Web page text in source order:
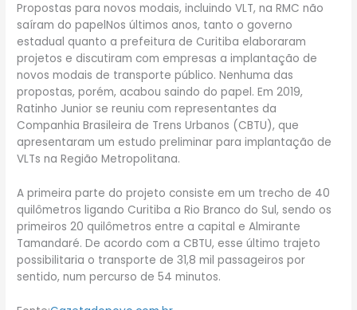
Propostas para novos modais, incluindo VLT, na RMC não
saíram do papelNos últimos anos, tanto o governo
estadual quanto a prefeitura de Curitiba elaboraram
projetos e discutiram com empresas a implantação de
novos modais de transporte público. Nenhuma das
propostas, porém, acabou saindo do papel. Em 2019,
Ratinho Junior se reuniu com representantes da
Companhia Brasileira de Trens Urbanos (CBTU), que
apresentaram um estudo preliminar para implantação de
VLTs na Região Metropolitana.
A primeira parte do projeto consiste em um trecho de 40
quilômetros ligando Curitiba a Rio Branco do Sul, sendo os
primeiros 20 quilômetros entre a capital e Almirante
Tamandaré. De acordo com a CBTU, esse último trajeto
possibilitaria o transporte de 31,8 mil passageiros por
sentido, num percurso de 54 minutos.